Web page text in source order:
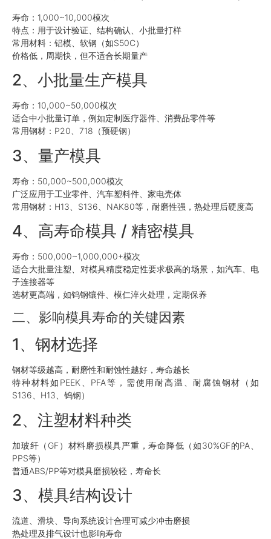
寿命：1,000~10,000模次
特点：用于设计验证、结构确认、小批量打样
常用材料：铝模、软钢（如S50C）
价格低，周期快，但不适合长期量产
2、小批量生产模具
寿命：10,000~50,000模次
适合中小批量订单，例如定制医疗器件、消费品零件等
常用钢材：P20、718（预硬钢）
3、量产模具
寿命：50,000~500,000模次
广泛应用于工业零件、汽车塑料件、家电壳体
常用钢材：H13、S136、NAK80等，耐磨性强，热处理后硬度高
4、高寿命模具 / 精密模具
寿命：500,000~1,000,000+模次
适合大批量注塑、对模具精度稳定性要求极高的场景，如汽车、电
子连接器等
选材更高端，如钨钢镶件、模仁淬火处理，定期保养
二、影响模具寿命的关键因素
1、钢材选择
钢材等级越高，耐磨性和耐蚀性越好，寿命越长
特种材料如PEEK、PFA等，需使用耐高温、耐腐蚀钢材（如
S136、H13、钨钢）
2、注塑材料种类
加玻纤（GF）材料磨损模具严重，寿命降低（如30%GF的PA、
PPS等）
普通ABS/PP等对模具磨损较轻，寿命长
3、模具结构设计
流道、滑块、导向系统设计合理可减少冲击磨损
热处理及排气设计也影响寿命